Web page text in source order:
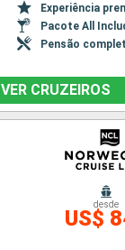
Experiência
Pacote All
Pensão
VER CRUZEIROS
desde
US$